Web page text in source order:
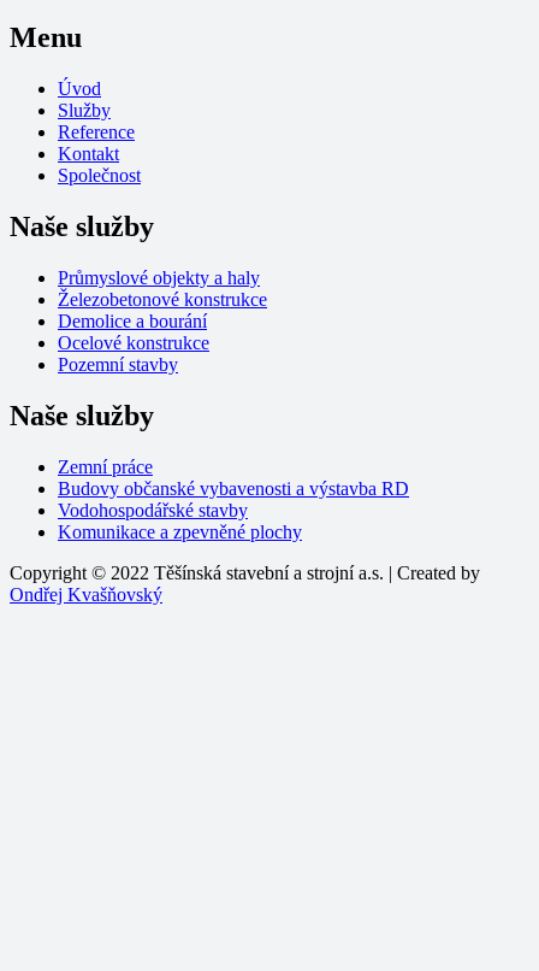
Menu
Úvod
Služby
Reference
Kontakt
Společnost
Naše služby
Průmyslové objekty a haly
Železobetonové konstrukce
Demolice a bourání
Ocelové konstrukce
Pozemní stavby
Naše služby
Zemní práce
Budovy občanské vybavenosti a výstavba RD
Vodohospodářské stavby
Komunikace a zpevněné plochy
Copyright © 2022 Těšínská stavební a strojní a.s. | Created by
Ondřej Kvašňovský